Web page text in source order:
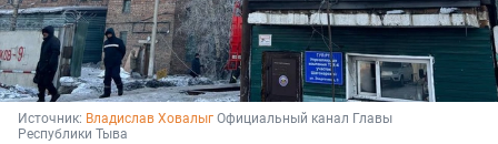
Источник: Владислав Ховалыг Официальный канал Главы
Республики Тыва